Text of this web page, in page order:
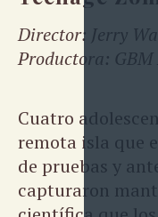
Director: Jerry
Productora:
Cuatro
remota isla que
de pruebas y
capturaron